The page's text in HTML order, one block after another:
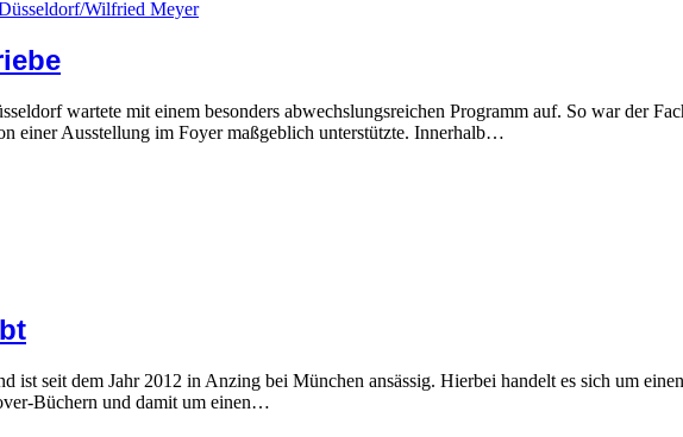
wartete mit einem besonders abwechslungsreichen Programm auf. So war der
einer Ausstellung im Foyer maßgeblich unterstützte. Innerhalb…
ist seit dem Jahr 2012 in Anzing bei München ansässig. Hierbei handelt es sich um
Büchern und damit um einen…